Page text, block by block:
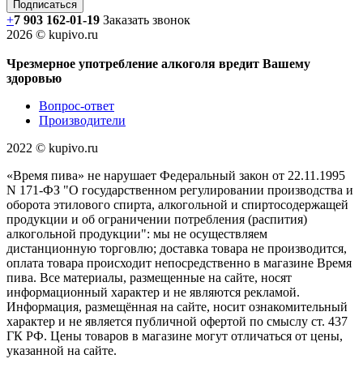
+7 903 162-01-19 Заказать звонок
2026 © kupivo.ru
Чрезмерное употребление алкоголя вредит Вашему
здоровью
Вопрос-ответ
Производители
2022 ©️ kupivo.ru
«Время пива» не нарушает Федеральный закон от 22.11.1995
N 171-ФЗ "О государственном регулировании производства и
оборота этилового спирта, алкогольной и спиртосодержащей
продукции и об ограничении потребления (распития)
алкогольной продукции": мы не осуществляем
дистанционную торговлю; доставка товара не производится,
оплата товара происходит непосредственно в магазине Время
пива. Все материалы, размещенные на сайте, носят
информационный характер и не являются рекламой.
Информация, размещённая на сайте, носит ознакомительный
характер и не является публичной офертой по смыслу ст. 437
ГК РФ. Цены товаров в магазине могут отличаться от цены,
указанной на сайте.